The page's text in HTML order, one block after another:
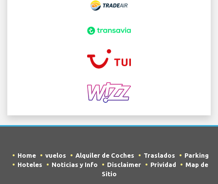
Home vuelos Alquiler de Coches Traslados
Parking
Hoteles
Noticias y Info Disclaimer Prividad
Map de
Sitio